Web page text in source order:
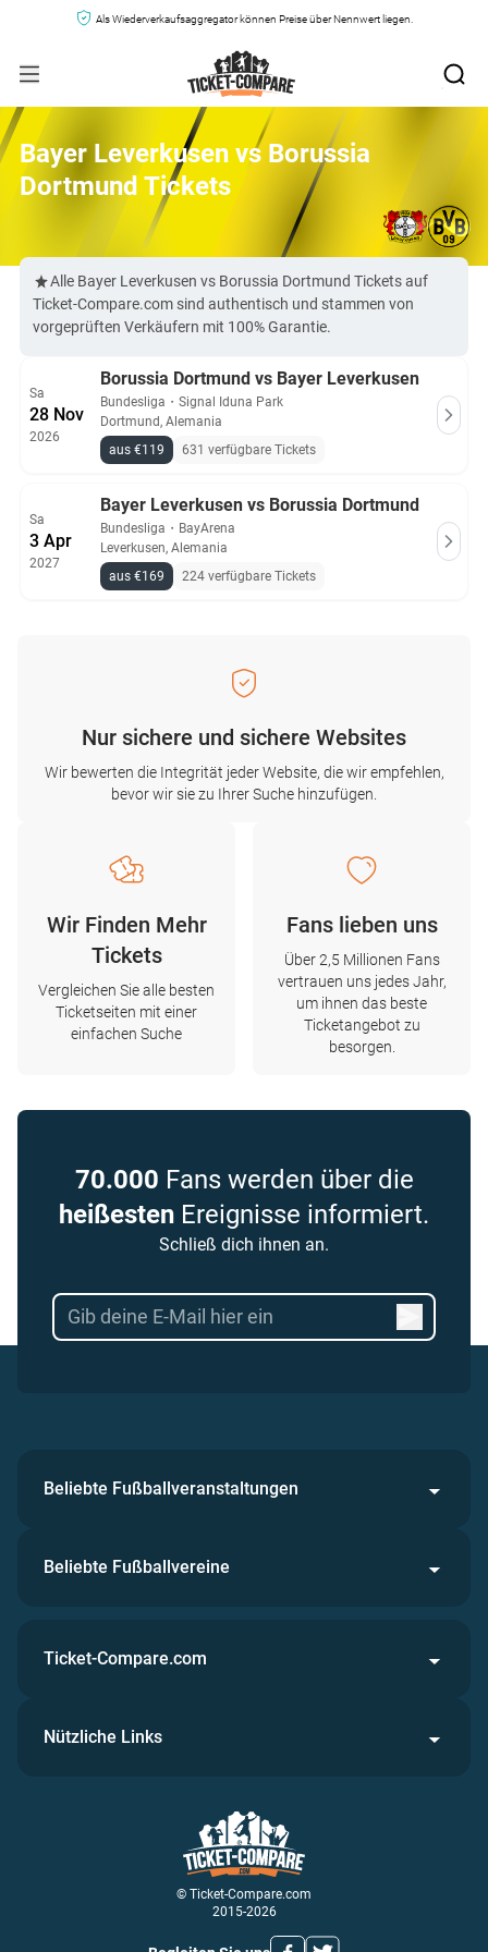
Als Wiederverkaufsaggregator können Preise über Nennwert liegen.
Bayer Leverkusen vs Borussia
Dortmund Tickets
Alle Bayer Leverkusen vs Borussia Dortmund Tickets auf
Ticket-Compare.com sind authentisch und stammen von
vorgeprüften Verkäufern mit 100% Garantie.
Sa
28 Nov
2026
Borussia Dortmund vs Bayer Leverkusen
Bundesliga ・ Signal Iduna Park
Dortmund, Alemania
aus €119
631 verfügbare Tickets
Sa
3 Apr
2027
Bayer Leverkusen vs Borussia Dortmund
Bundesliga ・ BayArena
Leverkusen, Alemania
aus €169
224 verfügbare Tickets
Nur sichere und sichere Websites
Wir bewerten die Integrität jeder Website, die wir empfehlen,
bevor wir sie zu Ihrer Suche hinzufügen.
Wir Finden Mehr
Tickets
Vergleichen Sie alle besten
Ticketseiten mit einer
einfachen Suche
Fans lieben uns
Über 2,5 Millionen Fans
vertrauen uns jedes Jahr,
um ihnen das beste
Ticketangebot zu
besorgen.
70.000 Fans werden über die
heißesten Ereignisse informiert.
Schließ dich ihnen an.
Beliebte Fußballveranstaltungen
Beliebte Fußballvereine
© Ticket-Compare.com
2015-2026
Ticket-Compare.com
Nützliche Links